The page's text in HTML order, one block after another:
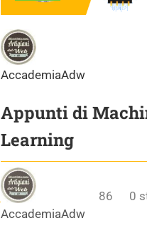
AccademiaAdw
Appunti di
Learning
AccademiaAdw
86 0